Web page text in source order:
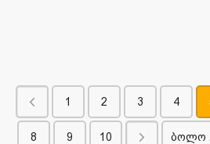
1 2 3 4
8 9 10 ბოლო